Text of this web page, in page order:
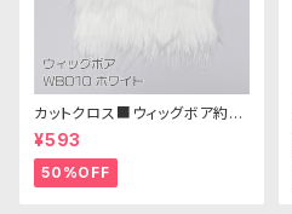
カットクロス■ウィッグボア約8c
m(ホワイト)WB010 ボア生地
25cm × 45cm
¥593
50%OFF